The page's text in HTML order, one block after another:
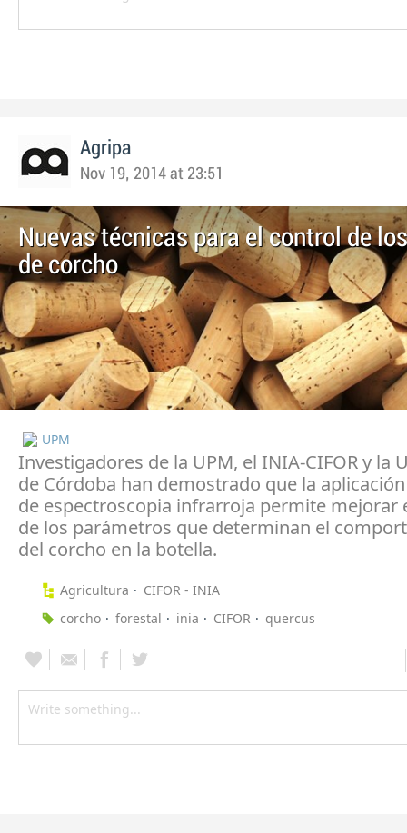
Agripa
Nov 19, 2014 at 23:51
Nuevas técnicas para el control de
de corcho
UPM
Investigadores de la UPM, el INIA-CIFOR y la
de Córdoba han demostrado que la
de espectroscopia infrarroja permite mejorar
de los parámetros que determinan el
del corcho en la botella.
Agricultura
CIFOR - INIA
corcho
forestal inia CIFOR quercus